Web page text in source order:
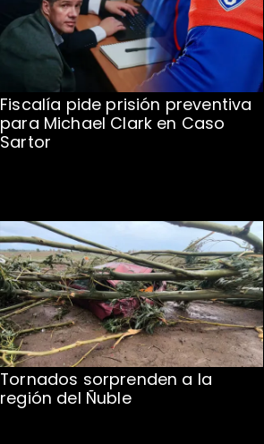
Fiscalía pide prisión preventiva
para Michael Clark en Caso
Sartor
Tornados sorprenden a la
región del Ñuble